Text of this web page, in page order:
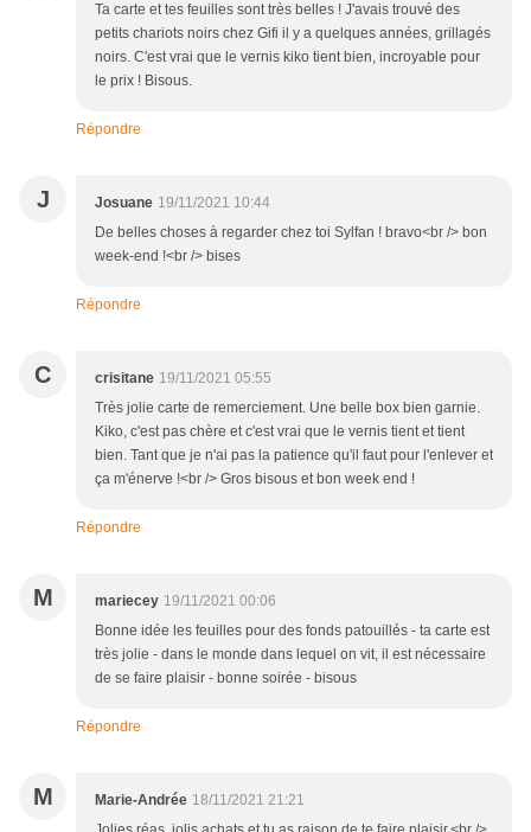
Ta carte et tes feuilles sont très belles ! J'avais trouvé des
petits chariots noirs chez Gifi il y a quelques années, grillagés
noirs. C'est vrai que le vernis kiko tient bien, incroyable pour
le prix ! Bisous.
Répondre
J Josuane 19/11/2021 10:44
De belles choses à regarder chez toi Sylfan ! bravo<br /> bon
week-end !<br /> bises
Répondre
C crisitane 19/11/2021 05:55
Très jolie carte de remerciement. Une belle box bien garnie.
Kiko, c'est pas chère et c'est vrai que le vernis tient et tient
bien. Tant que je n'ai pas la patience qu'il faut pour l'enlever et
ça m'énerve !<br /> Gros bisous et bon week end !
Répondre
M mariecey 19/11/2021 00:06
Bonne idée les feuilles pour des fonds patouillés - ta carte est
très jolie - dans le monde dans lequel on vit, il est nécessaire
de se faire plaisir - bonne soirée - bisous
Répondre
M Marie-Andrée 18/11/2021 21:21